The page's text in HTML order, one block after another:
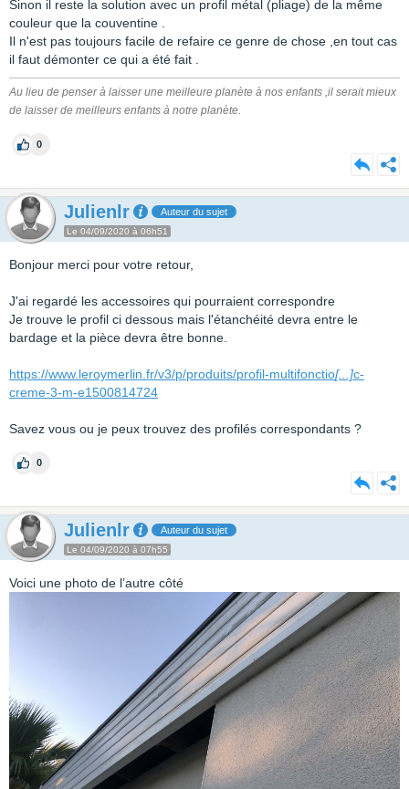
Sinon il reste la solution avec un profil métal (pliage) de la même
couleur que la couventine .
Il n'est pas toujours facile de refaire ce genre de chose ,en tout cas
il faut démonter ce qui a été fait .
Au lieu de penser à laisser une meilleure planète à nos enfants ,il serait mieux
de laisser de meilleurs enfants à notre planète.
0
Julienlr Auteur du sujet
Le 04/09/2020 à 06h51
Bonjour merci pour votre retour,
J'ai regardé les accessoires qui pourraient correspondre
Je trouve le profil ci dessous mais l'étanchéité devra entre le
bardage et la pièce devra être bonne.
https://www.leroymerlin.fr/v3/p/produits/profil-multifonctio[...]c-
creme-3-m-e1500814724
Savez vous ou je peux trouvez des profilés correspondants ?
0
Julienlr Auteur du sujet
Le 04/09/2020 à 07h55
Voici une photo de l’autre côté